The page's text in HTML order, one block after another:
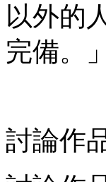
以外的
完備。」
討論作